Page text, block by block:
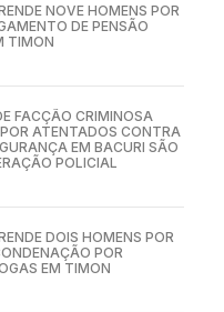
NOVE HOMENS POR
DE PENSÃO
TIMON
FACÇÃO CRIMINOSA
ATENTADOS CONTRA
EM BACURI SÃO
POLICIAL
DOIS HOMENS POR
POR
EM TIMON